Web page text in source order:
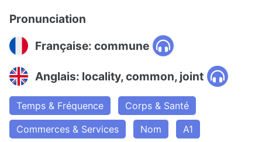
Pronunciation
Française: commune
Anglais: locality, common, joint
Temps & Fréquence
Corps & Santé
Commerces & Services
Nom A1